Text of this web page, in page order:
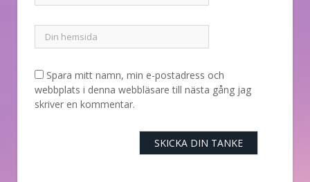
Spara mitt namn, min e-postadress och
webbplats i denna webbläsare till nästa gång jag
skriver en kommentar.